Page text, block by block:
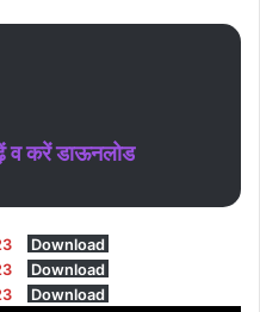
व करें डाऊनलोड
Download
Download
Download